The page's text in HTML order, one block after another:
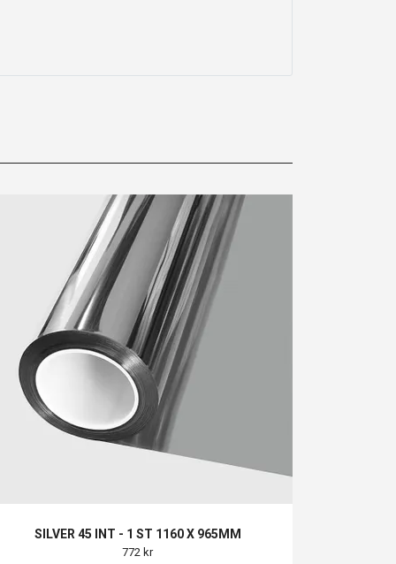
SILVER 45 INT - 1 ST 1160 X 965MM
772 kr